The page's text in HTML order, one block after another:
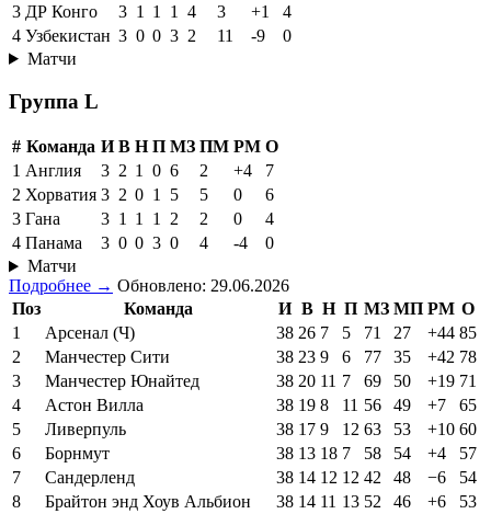
3 ДР Конго 3 1 1 1 4 3 +1
4
4 Узбекистан 3 0 0 3 2 11 -9
0
Матчи
Группа L
# Команда И В Н П МЗ ПМ РМ О
1 Англия 3 2 1 0 6 2 +4
7
2 Хорватия 3 2 0 1 5 5 0
6
3 Гана 3 1 1 1 2 2 0
4
4 Панама 3 0 0 3 0 4 -4
0
Матчи
Подробнее → Обновлено: 29.06.2026
Поз
Команда И В Н П МЗ МП РМ О
1
Арсенал (Ч) 38 26 7 5 71 27 +44 85
2
Манчестер Сити 38 23 9 6 77 35 +42 78
3
Манчестер Юнайтед 38 20 11 7 69 50 +19 71
4
Астон Вилла 38 19 8 11 56 49 +7
65
5
Ливерпуль 38 17 9 12 63 53 +10 60
6
Борнмут 38 13 18 7 58 54 +4
57
7
Сандерленд 38 14 12 12 42 48 −6
54
8
Брайтон энд Хоув Альбион 38 14 11 13 52 46 +6
53